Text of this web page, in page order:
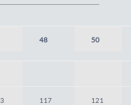
48 50
117 121